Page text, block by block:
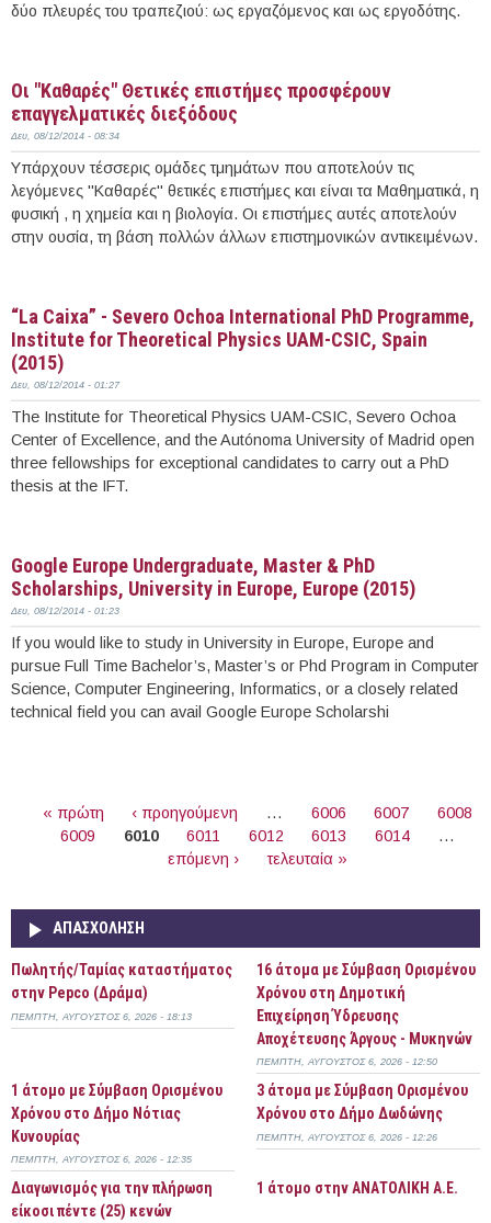
δύο πλευρές του τραπεζιού: ως εργαζόμενος και ως εργοδότης.
Οι "Καθαρές" Θετικές επιστήμες προσφέρουν
επαγγελματικές διεξόδους
Δευ, 08/12/2014 - 08:34
Υπάρχουν τέσσερις ομάδες τμημάτων που αποτελούν τις
λεγόμενες "Καθαρές" θετικές επιστήμες και είναι τα Μαθηματικά, η
φυσική , η χημεία και η βιολογία. Οι επιστήμες αυτές αποτελούν
στην ουσία, τη βάση πολλών άλλων επιστημονικών αντικειμένων.
“La Caixa” - Severo Ochoa International PhD Programme,
Institute for Theoretical Physics UAM-CSIC, Spain
(2015)
Δευ, 08/12/2014 - 01:27
The Institute for Theoretical Physics UAM-CSIC, Severo Ochoa
Center of Excellence, and the Autónoma University of Madrid open
three fellowships for exceptional candidates to carry out a PhD
thesis at the IFT.
Google Europe Undergraduate, Master & PhD
Scholarships, University in Europe, Europe (2015)
Δευ, 08/12/2014 - 01:23
If you would like to study in University in Europe, Europe and
pursue Full Time Bachelor’s, Master’s or Phd Program in Computer
Science, Computer Engineering, Informatics, or a closely related
technical field you can avail Google Europe Scholarshi
« πρώτη ‹ προηγούμενη … 6006 6007
6008
6009
6010 6011 6012 6013 6014
…
επόμενη ›
τελευταία »
ΑΠΑΣΧΌΛΗΣΗ
Πωλητής/Ταμίας καταστήματος
στην Pepco (Δράμα)
ΠΈΜΠΤΗ, ΑΎΓΟΥΣΤΟΣ 6, 2026 - 18:13
16 άτομα με Σύμβαση Ορισμένου
Χρόνου στη Δημοτική
Επιχείρηση Ύδρευσης
Αποχέτευσης Άργους - Μυκηνών
ΠΈΜΠΤΗ, ΑΎΓΟΥΣΤΟΣ 6, 2026 - 12:50
1 άτομο με Σύμβαση Ορισμένου
Χρόνου στο Δήμο Νότιας
Κυνουρίας
ΠΈΜΠΤΗ, ΑΎΓΟΥΣΤΟΣ 6, 2026 - 12:35
3 άτομα με Σύμβαση Ορισμένου
Χρόνου στο Δήμο Δωδώνης
ΠΈΜΠΤΗ, ΑΎΓΟΥΣΤΟΣ 6, 2026 - 12:26
Διαγωνισμός για την πλήρωση
είκοσι πέντε (25) κενών
1 άτομο στην ΑΝΑΤΟΛΙΚΗ Α.Ε.